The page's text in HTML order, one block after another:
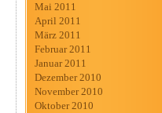
Mai 2011
April 2011
März 2011
Februar 2011
Januar 2011
Dezember 2010
November 2010
Oktober 2010